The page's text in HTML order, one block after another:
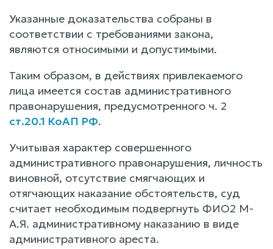
Указанные доказательства собраны в
соответствии с требованиями закона,
являются относимыми и допустимыми.
Таким образом, в действиях привлекаемого
лица имеется состав административного
правонарушения, предусмотренного ч. 2
ст.20.1 КоАП РФ.
Учитывая характер совершенного
административного правонарушения, личность
виновной, отсутствие смягчающих и
отягчающих наказание обстоятельств, суд
считает необходимым подвергнуть ФИО2 М-
А.Я. административному наказанию в виде
административного ареста.